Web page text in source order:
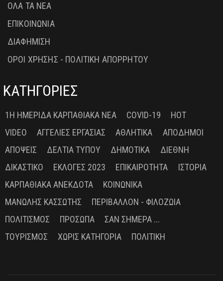
ΟΛΑ ΤΑ ΝΕΑ
ΕΠΙΚΟΙΝΩΝΙΑ
ΔΙΑΦΗΜΙΣΗ
ΟΡΟΙ ΧΡΗΣΗΣ - ΠΟΛΙΤΙΚΗ ΑΠΟΡΡΗΤΟΥ
ΚΑΤΗΓΟΡΙΕΣ
1Η ΗΜΕΡΊΔΑ ΚΑΡΠΑΘΙΑΚΆ ΝΈΑ COVID-19
HOT
VIDEO
ΑΓΓΕΛΊΕΣ ΕΡΓΑΣΊΑΣ ΑΘΛΗΤΙΚΆ
ΑΠΌΔΗΜΟΙ
ΑΠΌΨΕΙΣ
ΔΕΛΤΊΑ ΤΎΠΟΥ ΔΗΜΟΤΙΚΆ
ΔΙΕΘΝΉ
ΔΙΚΑΣΤΙΚΌ
ΕΚΛΟΓΈΣ 2023 ΕΠΙΚΑΙΡΌΤΗΤΑ
ΙΣΤΟΡΊΑ
ΚΑΡΠΑΘΙΑΚΆ ΑΝΈΚΔΟΤΑ
ΚΟΙΝΩΝΙΚΆ
ΜΑΝΏΛΗΣ ΚΑΣΣΏΤΗΣ
ΠΕΡΙΒΆΛΛΟΝ - ΦΙΛΟΖΩΊΑ
ΠΟΛΙΤΙΣΜΌΣ
ΠΡΌΣΩΠΑ
ΣΑΝ ΣΉΜΕΡΑ ...
ΤΟΥΡΙΣΜΌΣ
ΧΩΡΊΣ ΚΑΤΗΓΟΡΊΑ ΠΟΛΙΤΙΚΉ